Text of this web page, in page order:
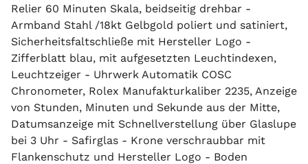
Relier 60 Minuten Skala, beidseitig drehbar -
Armband Stahl /18kt Gelbgold poliert und satiniert,
Sicherheitsfaltschließe mit Hersteller Logo -
Zifferblatt blau, mit aufgesetzten Leuchtindexen,
Leuchtzeiger - Uhrwerk Automatik COSC
Chronometer, Rolex Manufakturkaliber 2235, Anzeige
von Stunden, Minuten und Sekunde aus der Mitte,
Datumsanzeige mit Schnellverstellung über Glaslupe
bei 3 Uhr - Safirglas - Krone verschraubbar mit
Flankenschutz und Hersteller Logo - Boden